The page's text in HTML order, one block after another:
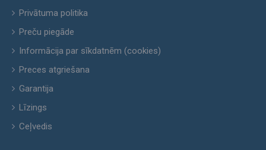
Privātuma politika
Preču piegāde
Informācija par sīkdatnēm (cookies)
Preces atgriešana
Garantija
Līzings
Ceļvedis